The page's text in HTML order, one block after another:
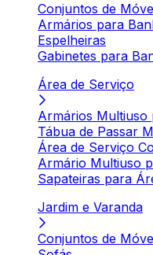
Conjuntos de
Armários para
Espelheiras
Gabinetes para
Área de Serviço
Armários Multiuso
Tábua de Passar
Área de Serviço
Armário Multiuso
Sapateiras para
Jardim e Varanda
Conjuntos de